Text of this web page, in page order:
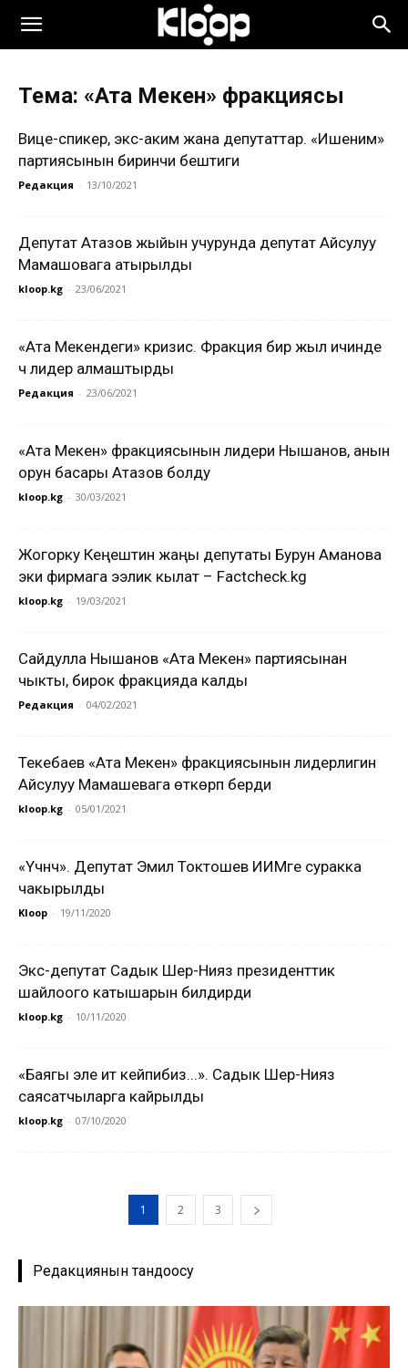
Тема: «Ата Мекен» фракциясы
Вице-спикер, экс-аким жана депутаттар. «Ишеним»
партиясынын биринчи бештиги
Редакция - 13/10/2021
Депутат Атазов жыйын учурунда депутат Айсулуу
Мамашовага атырылды
kloop.kg - 23/06/2021
«Ата Мекендеги» кризис. Фракция бир жыл ичинде
үч лидер алмаштырды
Редакция - 23/06/2021
«Ата Мекен» фракциясынын лидери Нышанов, анын
орун басары Атазов болду
kloop.kg - 30/03/2021
Жогорку Кеңештин жаңы депутаты Бурун Аманова
эки фирмага ээлик кылат – Factcheck.kg
kloop.kg - 19/03/2021
Сайдулла Нышанов «Ата Мекен» партиясынан
чыкты, бирок фракцияда калды
Редакция - 04/02/2021
Текебаев «Ата Мекен» фракциясынын лидерлигин
Айсулуу Мамашевага өткөрүп берди
kloop.kg - 05/01/2021
«Үчүнчү». Депутат Эмил Токтошев ИИМге суракка
чакырылды
Kloop - 19/11/2020
Экс-депутат Садык Шер-Нияз президенттик
шайлоого катышарын билдирди
kloop.kg - 10/11/2020
«Баягы эле ит кейпибиз...». Садык Шер-Нияз
саясатчыларга кайрылды
kloop.kg - 07/10/2020
1 2 3
Редакциянын тандоосу